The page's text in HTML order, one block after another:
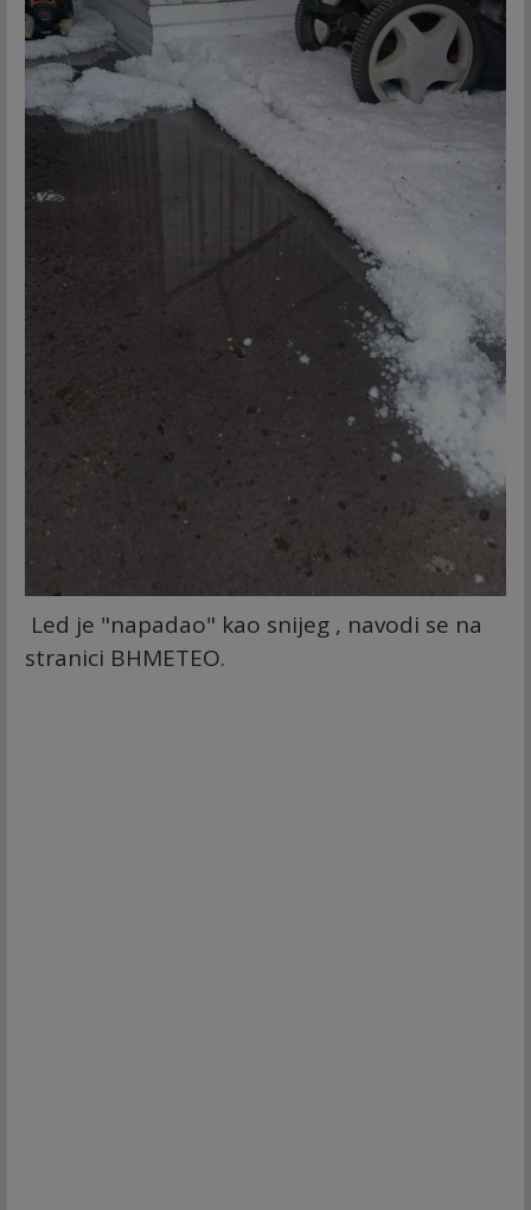
Led je "napadao" kao snijeg , navodi se na
stranici BHMETEO.